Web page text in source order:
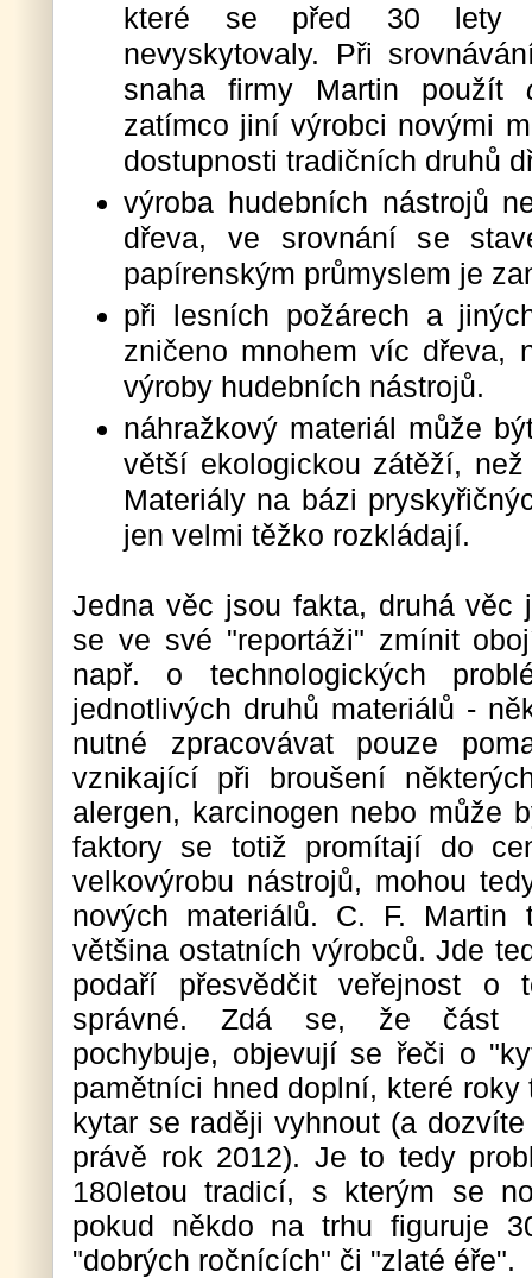
které se před 30 lety
nevyskytovaly. Při
snaha firmy Martin použít
zatímco jiní výrobci novými
dostupnosti tradičních druhů
výroba hudebních nástrojů
dřeva, ve srovnání se
papírenským průmyslem je
při lesních požárech a
zničeno mnohem víc dřeva,
výroby hudebních nástrojů.
náhražkový materiál může
větší ekologickou zátěží,
Materiály na bázi
jen velmi těžko rozkládají.
Jedna věc jsou fakta, druhá věc
se ve své "reportáži" zmínit
např. o technologických
jednotlivých druhů materiálů -
nutné zpracovávat pouze
vznikající při broušení
alergen, karcinogen nebo může
faktory se totiž promítají do
velkovýrobu nástrojů, mohou
nových materiálů. C. F.
většina ostatních výrobců. Jde
podaří přesvědčit veřejnost
správné. Zdá se, že část
pochybuje, objevují se řeči o
pamětníci hned doplní, které
kytar se raději vyhnout (a
právě rok 2012). Je to tedy
180letou tradicí, s kterým se
pokud někdo na trhu figuruje
"dobrých ročnících" či "zlaté éře".